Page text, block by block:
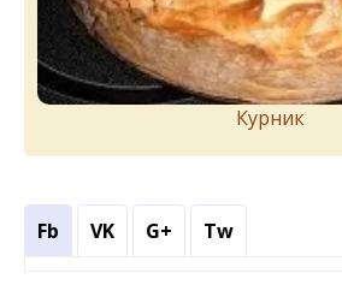
Курник
Fb VK G+ Tw